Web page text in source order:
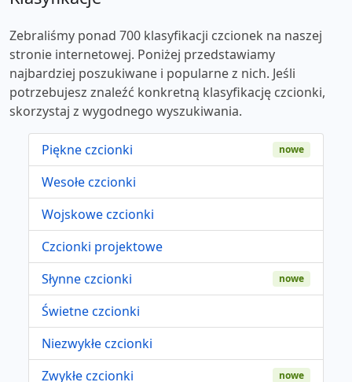
Zebraliśmy ponad 700 klasyfikacji czcionek na naszej
stronie internetowej. Poniżej przedstawiamy
najbardziej poszukiwane i popularne z nich. Jeśli
potrzebujesz znaleźć konkretną klasyfikację czcionki,
skorzystaj z wygodnego wyszukiwania.
Piękne czcionki nowe
Wesołe czcionki
Wojskowe czcionki
Czcionki projektowe
Słynne czcionki
nowe
Świetne czcionki
Niezwykłe czcionki
Zwykłe czcionki
nowe